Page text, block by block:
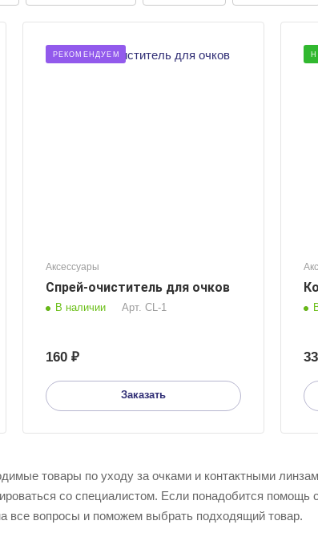
РЕКОМЕНДУЕМ
Аксессуары
Спрей-очиститель для очков
В наличии Арт. CL-1
160 ₽
Заказать
Материал
товары по уходу за очками и контактными
со специалистом. Если понадобится
все вопросы и поможем выбрать подходящий товар.